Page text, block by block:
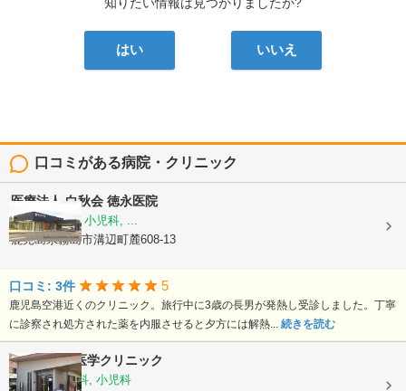
はい いいえ
口コミがある病院・クリニック
医療法人 白秋会 徳永医院
内科, 皮膚科, 小児科, ...
鹿児島県霧島市溝辺町麓608-13
口コミ: 3件 5
鹿児島空港近くのクリニック。旅行中に3歳の長男が発熱し受診しました。丁寧
に診察され処方された薬を内服させると夕方には解熱... 続きを読む
あんず東洋医学クリニック
漢方内科, 内科, 小児科